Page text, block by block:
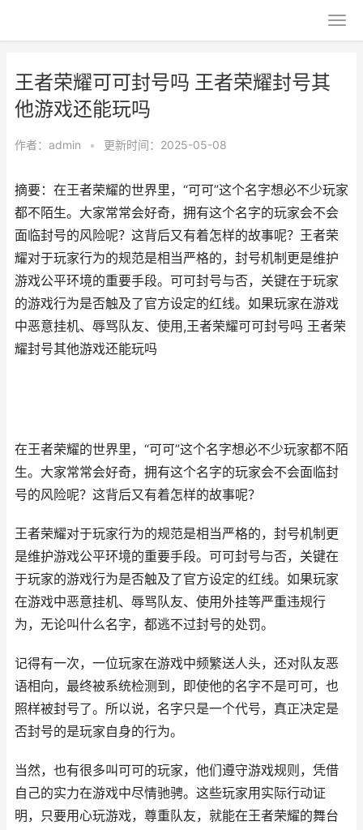
王者荣耀可可封号吗 王者荣耀封号其
他游戏还能玩吗
作者： admin • 更新时间：2025-05-08
摘要：在王者荣耀的世界里，“可可”这个名字想必不少玩家
都不陌生。大家常常会好奇，拥有这个名字的玩家会不会
面临封号的风险呢？这背后又有着怎样的故事呢？王者荣
耀对于玩家行为的规范是相当严格的，封号机制更是维护
游戏公平环境的重要手段。可可封号与否，关键在于玩家
的游戏行为是否触及了官方设定的红线。如果玩家在游戏
中恶意挂机、辱骂队友、使用,王者荣耀可可封号吗 王者荣
耀封号其他游戏还能玩吗
在王者荣耀的世界里，“可可”这个名字想必不少玩家都不陌
生。大家常常会好奇，拥有这个名字的玩家会不会面临封
号的风险呢？这背后又有着怎样的故事呢？
王者荣耀对于玩家行为的规范是相当严格的，封号机制更
是维护游戏公平环境的重要手段。可可封号与否，关键在
于玩家的游戏行为是否触及了官方设定的红线。如果玩家
在游戏中恶意挂机、辱骂队友、使用外挂等严重违规行
为，无论叫什么名字，都逃不过封号的处罚。
记得有一次，一位玩家在游戏中频繁送人头，还对队友恶
语相向，最终被系统检测到，即使他的名字不是可可，也
照样被封号了。所以说，名字只是一个代号，真正决定是
否封号的是玩家自身的行为。
当然，也有很多叫可可的玩家，他们遵守游戏规则，凭借
自己的实力在游戏中尽情驰骋。这些玩家用实际行动证
明，只要用心玩游戏，尊重队友，就能在王者荣耀的舞台